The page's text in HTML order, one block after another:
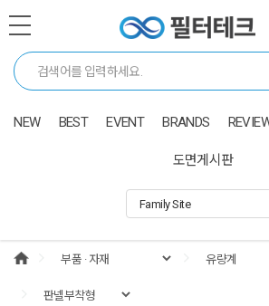
NEW BEST EVENT BRANDS
도면게시판